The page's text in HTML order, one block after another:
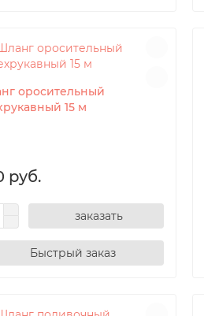
оросительный
15 м
руб.
заказать